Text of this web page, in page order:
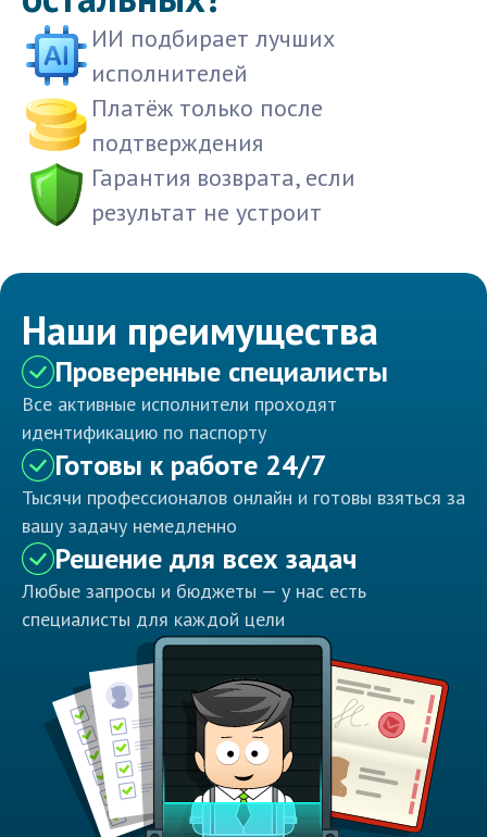
ИИ подбирает лучших
исполнителей
Платёж только после
подтверждения
Гарантия возврата, если
результат не устроит
Наши преимущества
Проверенные специалисты
Все активные исполнители проходят
идентификацию по паспорту
Готовы к работе 24/7
Тысячи профессионалов онлайн и готовы взяться за
вашу задачу немедленно
Решение для всех задач
Любые запросы и бюджеты — у нас есть
специалисты для каждой цели